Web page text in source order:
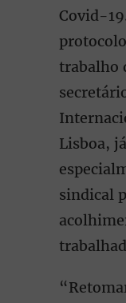
Covid-
trabalho
Lisboa,
sindical